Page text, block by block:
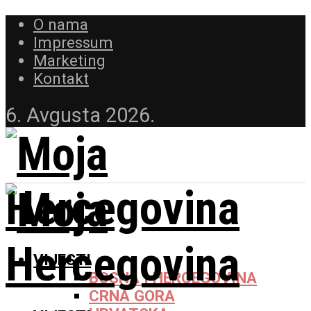
O nama
Impressum
Marketing
Kontakt
6. Avgusta 2026.
VIJESTI
BOSNA I HERCEGOVINA
CRNA GORA